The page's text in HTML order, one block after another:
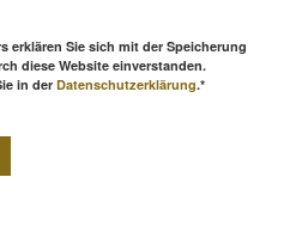
erklären Sie sich mit der Speicherung
diese Website einverstanden.
in der Datenschutzerklärung.*